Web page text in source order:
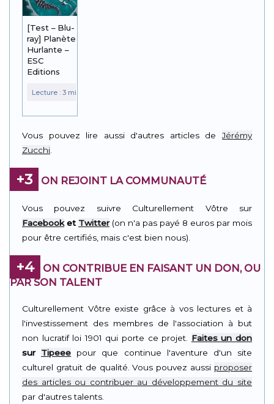
[Test – Blu-
ray] Planète
Hurlante –
ESC
Editions
Vous pouvez lire aussi d'autres articles deJérémy
Zucchi
+3 ON REJOINT LA COMMUNAUTÉ
Vous pouvez suivre Culturellement Vôtre sur
Facebooket Twitter(on n'a pas payé 8 euros par mois
pour être certifiés, mais c'est bien nous).
+4
ON CONTRIBUE EN FAISANT UN DON, OU
PAR SON TALENT
Culturellement Vôtre existe grâce à vos lectures et à
l'investissement des membres de l'association à but
non lucratif loi 1901 qui porte ce projet. Faites un don
sur Tipeee pour que continue l'aventure d'un site
culturel gratuit de qualité. Vous pouvez aussi proposer
des articles ou contribuer au développement du site
par d'autres talents.